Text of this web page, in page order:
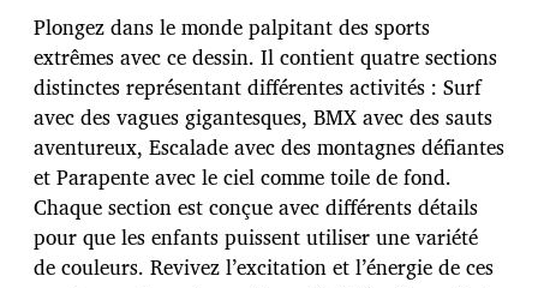
e
d
e
p
u
b
l
i
c
a
t
Plongez dans le monde palpitant des sports
extrêmes avec ce dessin. Il contient quatre sections
distinctes représentant différentes activités : Surf
avec des vagues gigantesques, BMX avec des sauts
aventureux, Escalade avec des montagnes défiantes
et Parapente avec le ciel comme toile de fond.
Chaque section est conçue avec différents détails
pour que les enfants puissent utiliser une variété
de couleurs. Revivez l’excitation et l’énergie de ces